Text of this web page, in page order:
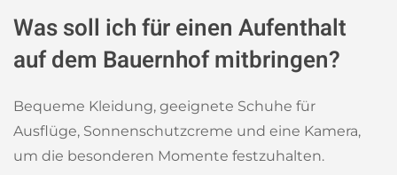
Was soll ich für einen Aufenthalt
auf dem Bauernhof mitbringen?
Bequeme Kleidung, geeignete Schuhe für
Ausflüge, Sonnenschutzcreme und eine Kamera,
um die besonderen Momente festzuhalten.